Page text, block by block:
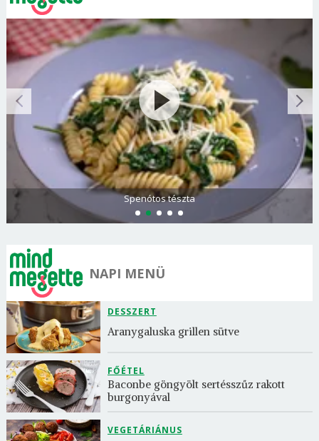
Spenótos tészta
NAPI MENÜ
DESSZERT
Aranygaluska grillen sütve
FŐÉTEL
Baconbe göngyölt sertésszűz rakott
burgonyával
VEGETÁRIÁNUS